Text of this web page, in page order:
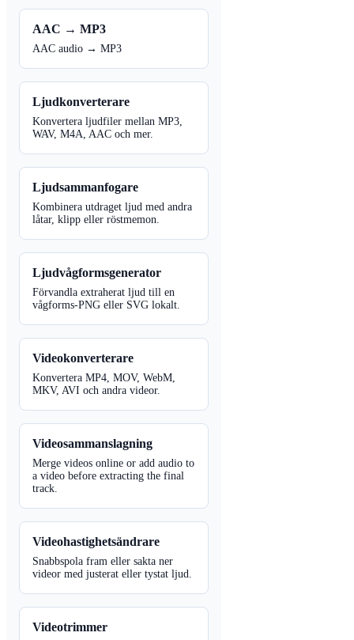
AAC → MP3
AAC audio → MP3
Ljudkonverterare
Konvertera ljudfiler mellan MP3,
WAV, M4A, AAC och mer.
Ljudsammanfogare
Kombinera utdraget ljud med andra
låtar, klipp eller röstmemon.
Ljudvågformsgenerator
Förvandla extraherat ljud till en
vågforms-PNG eller SVG lokalt.
Videokonverterare
Konvertera MP4, MOV, WebM,
MKV, AVI och andra videor.
Videosammanslagning
Merge videos online or add audio to
a video before extracting the final
track.
Videohastighetsändrare
Snabbspola fram eller sakta ner
videor med justerat eller tystat ljud.
Videotrimmer